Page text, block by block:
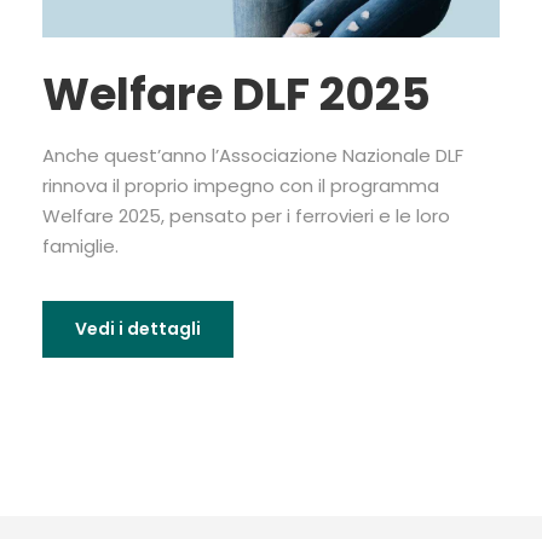
Welfare DLF 2025
Anche quest’anno l’Associazione Nazionale DLF
rinnova il proprio impegno con il programma
Welfare 2025, pensato per i ferrovieri e le loro
famiglie.
Vedi i dettagli